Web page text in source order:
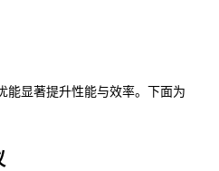
能显著提升性能与效率。下面为